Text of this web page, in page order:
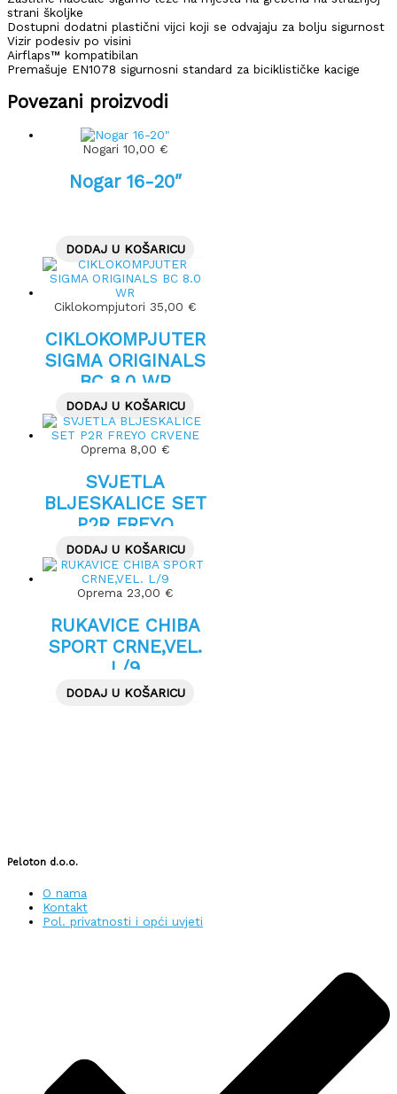
strani školjke
Dostupni dodatni plastični vijci koji se odvajaju za bolju sigurnost
Vizir podesiv po visini
Airflaps™ kompatibilan
Premašuje EN1078 sigurnosni standard za biciklističke kacige
Povezani proizvodi
Nogari 10,00 €
Nogar 16-20″
DODAJ U KOŠARICU
Ciklokompjutori 35,00 €
CIKLOKOMPJUTER
SIGMA ORIGINALS
BC 8.0 WR
DODAJ U KOŠARICU
Oprema 8,00 €
SVJETLA
BLJESKALICE SET
P2R FREYO
CRVENE
DODAJ U KOŠARICU
Oprema 23,00 €
RUKAVICE CHIBA
SPORT CRNE,VEL.
L/9
DODAJ U KOŠARICU
Peloton d.o.o.
O nama
Kontakt
Pol. privatnosti i opći uvjeti